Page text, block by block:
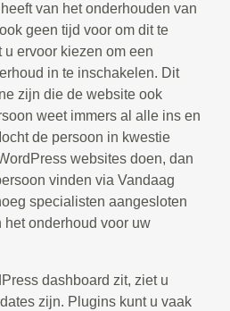
van het onderhouden van
geen tijd voor om dit te
ervoor kiezen om een
in te inschakelen. Dit
zijn die de website ook
weet immers al alle ins en
de persoon in kwestie
websites doen, dan
vinden via Vandaag
specialisten aangesloten
onderhoud voor uw
dashboard zit, ziet u
zijn. Plugins kunt u vaak